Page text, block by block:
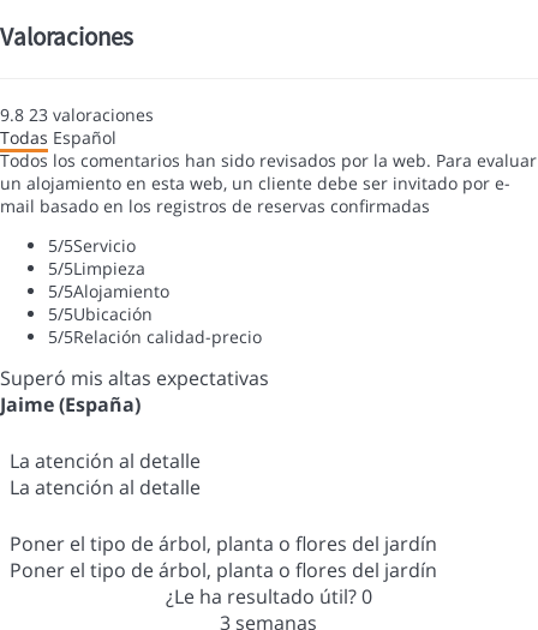
Valoraciones
9.8 23 valoraciones
Todas Español
Todos los comentarios han sido revisados por la web. Para evaluar
un alojamiento en esta web, un cliente debe ser invitado por e-
mail basado en los registros de reservas confirmadas
5/5Servicio
5/5Limpieza
5/5Alojamiento
5/5Ubicación
5/5Relación calidad-precio
Superó mis altas expectativas
Jaime (España)
La atención al detalle
La atención al detalle
Poner el tipo de árbol, planta o flores del jardín
Poner el tipo de árbol, planta o flores del jardín
¿Le ha resultado útil?0
3 semanas